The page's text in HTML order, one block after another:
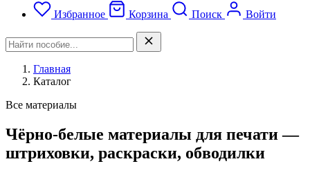
Избранное
Корзина Поиск Войти
Главная
Каталог
Все материалы
Чёрно-белые материалы для печати —
штриховки, раскраски, обводилки